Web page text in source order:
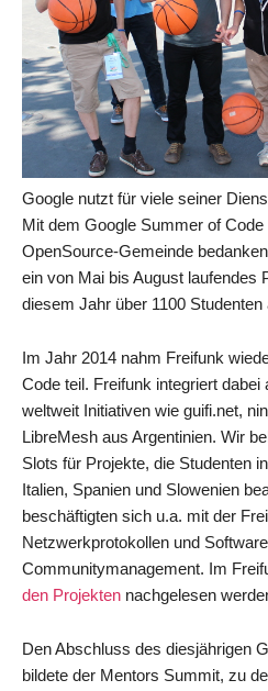
Google nutzt für viele seiner
Mit dem Google Summer of
OpenSource-Gemeinde
ein von Mai bis August laufendes
diesem Jahr über 1100 Studenten
Im Jahr 2014 nahm Freifunk
Code teil. Freifunk integriert
weltweit Initiativen wie guifi.net,
LibreMesh aus Argentinien. Wir
Slots für Projekte, die Studenten
Italien, Spanien und Slowenien
beschäftigten sich u.a. mit der
Netzwerkprotokollen und
Communitymanagement. Im
den Projekten nachgelesen
Den Abschluss des diesjährigen
bildete der Mentors Summit, zu